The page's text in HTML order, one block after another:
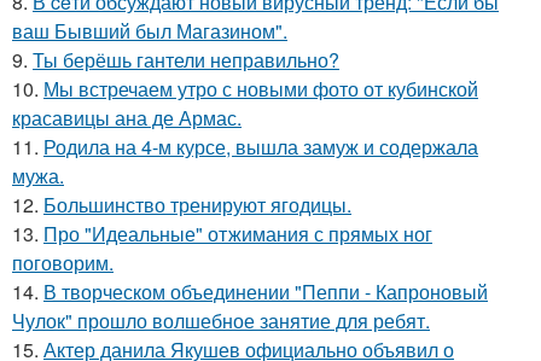
ваш Бывший был Магазином".
9. Ты берёшь гантели неправильно?
10. Мы встречаем утро с новыми фото от кубинской
красавицы ана де Армас.
11. Родила на 4-м курсе, вышла замуж и содержала
мужа.
12. Большинство тренируют ягодицы.
13. Про "Идеальные" отжимания с прямых ног
поговорим.
14. В творческом объединении "Пеппи - Капроновый
Чулок" прошло волшебное занятие для ребят.
15. Актер данила Якушев официально объявил о